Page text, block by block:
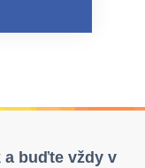
a buďte vždy v